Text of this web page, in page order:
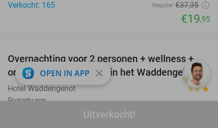
Uitverkocht!
Verkocht: 165
Regulier €37,35
€19,95
66%
Overnachting voor 2 personen + wellness +
ontbijt + late check-out in het Waddengebied
Hotel Waddengenot 8.6 star
Pieterburen
OPEN IN APP close